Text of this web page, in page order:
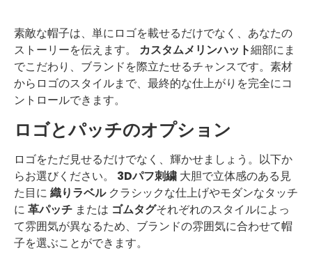
素敵な帽子は、単にロゴを載せるだけでなく、あなたの
ストーリーを伝えます。 カスタムメリンハット細部にま
でこだわり、ブランドを際立たせるチャンスです。素材
からロゴのスタイルまで、最終的な仕上がりを完全にコ
ントロールできます。
ロゴとパッチのオプション
ロゴをただ見せるだけでなく、輝かせましょう。以下か
らお選びください。 3Dパフ刺繍 大胆で立体感のある見
た目に 織りラベルクラシックな仕上げやモダンなタッチ
に 革パッチ または ゴムタグそれぞれのスタイルによっ
て雰囲気が異なるため、ブランドの雰囲気に合わせて帽
子を選ぶことができます。